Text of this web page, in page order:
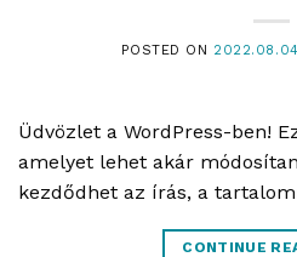
POSTED ON
Üdvözlet a WordPress-ben!
amelyet lehet akár
kezdődhet az írás, a
CONTINUE